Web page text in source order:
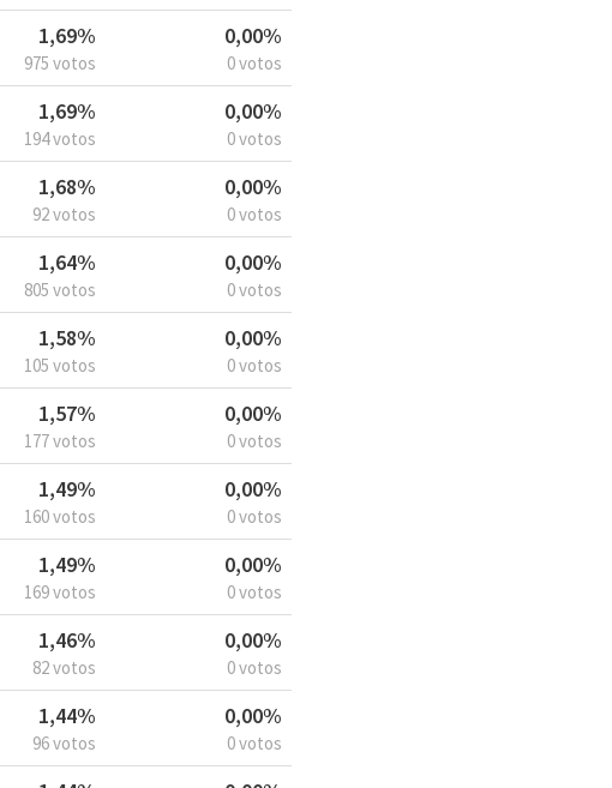
1,69%
975 votos
0,00%
0 votos
1,69%
194 votos
0,00%
0 votos
1,68%
92 votos
0,00%
0 votos
1,64%
805 votos
0,00%
0 votos
1,58%
105 votos
0,00%
0 votos
1,57%
177 votos
0,00%
0 votos
1,49%
160 votos
0,00%
0 votos
1,49%
169 votos
0,00%
0 votos
1,46%
82 votos
0,00%
0 votos
1,44%
96 votos
0,00%
0 votos